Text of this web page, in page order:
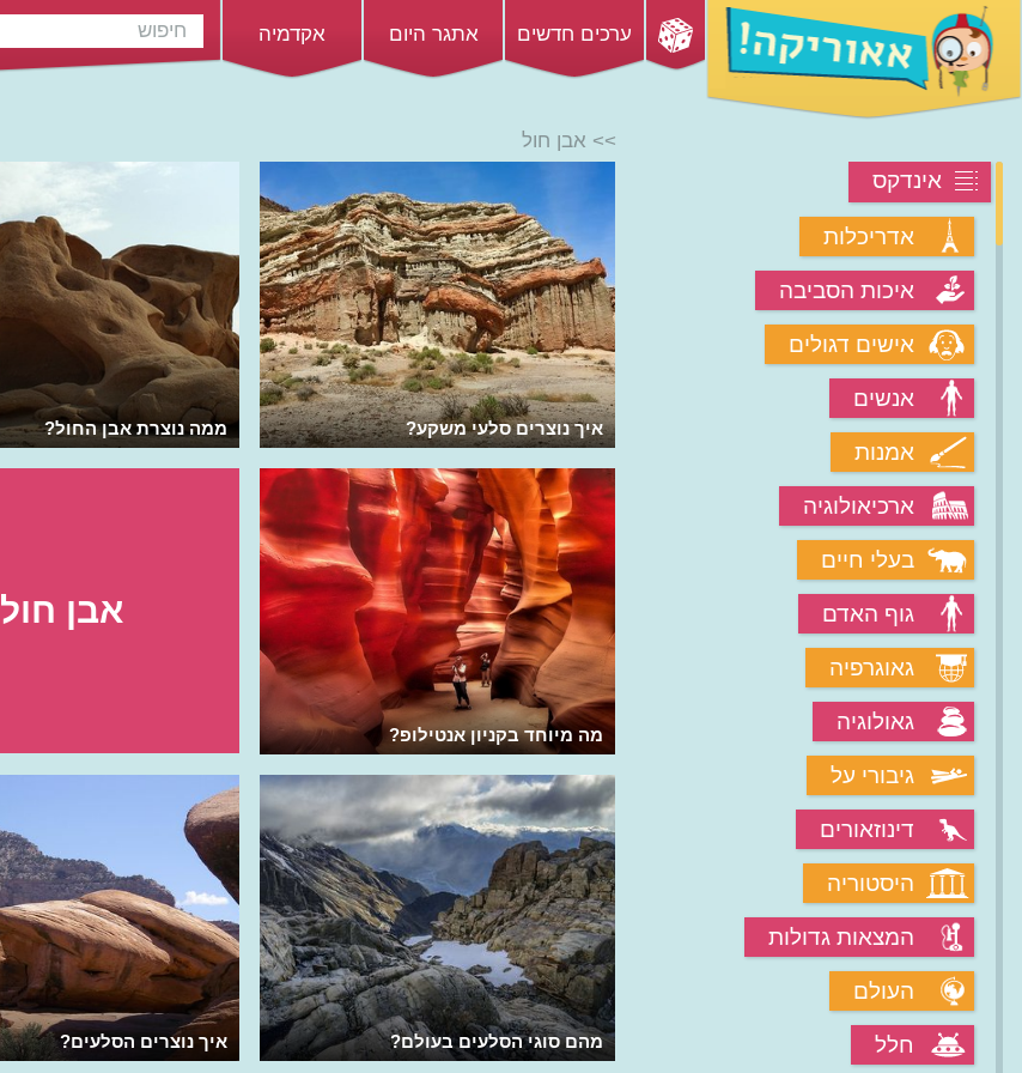
ערכים חדשים אתגר היום אקדמיה
אינדקס
אדריכלות
איכות הסביבה
אישים דגולים
אנשים
אמנות
ארכיאולוגיה
בעלי חיים
גוף האדם
גאוגרפיה
גאולוגיה
גיבורי על
דינוזאורים
היסטוריה
המצאות גדולות
העולם
חלל
>> אבן חול
ממה נוצרת אבן החול? איך נוצרים סלעי משקע?
אבן חול
מה מיוחד בקניון אנטילופ?
איך נוצרים הסלעים? מהם סוגי הסלעים בעולם?